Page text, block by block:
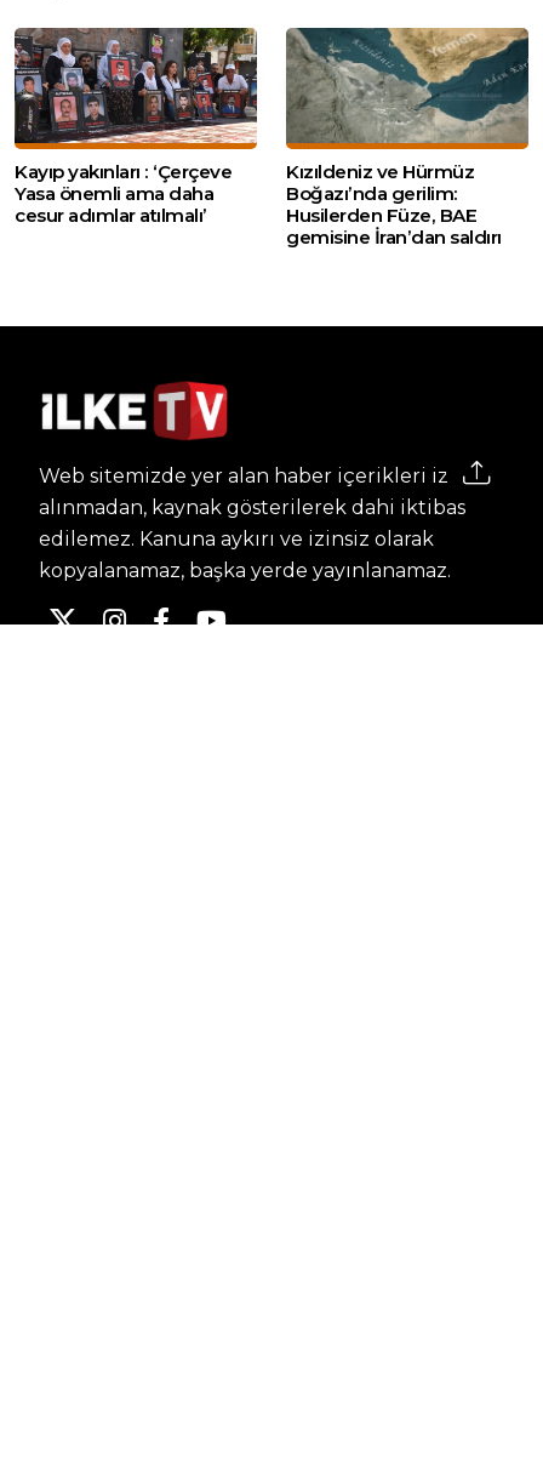
Kayıp yakınları : ‘Çerçeve
Yasa önemli ama daha
cesur adımlar atılmalı’
Kızıldeniz ve Hürmüz
Boğazı’nda gerilim:
Husilerden Füze, BAE
gemisine İran’dan saldırı
Web sitemizde yer alan haber içerikleri izin
alınmadan, kaynak gösterilerek dahi iktibas
edilemez. Kanuna aykırı ve izinsiz olarak
kopyalanamaz, başka yerde yayınlanamaz.